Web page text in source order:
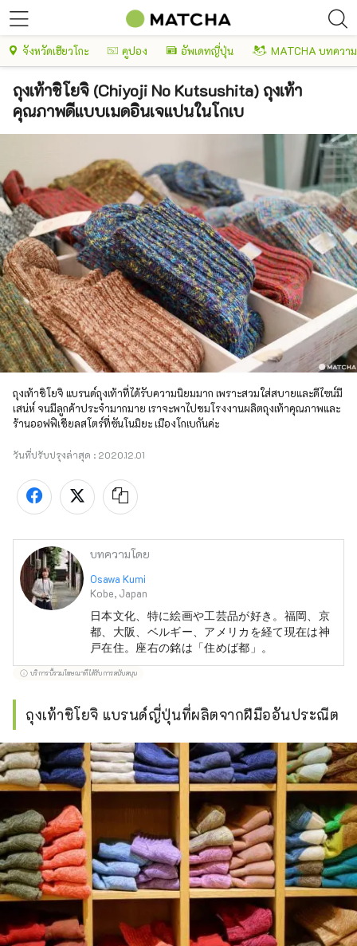
จังหวัดเฮียวโกะ คูปอง อัพเดทญี่ปุ่น MATCHA บทควา
ถุงเท้าชิโยจิ (Chiyoji No Kutsushita) ถุงเท้า
คุณภาพดีแบบเมดอินเจแปนในโกเบ
ถุงเท้าชิโยจิ แบรนด์ถุงเท้าที่ได้รับความนิยมมาก เพราะสวมใส่สบายและดีไซน์มี
เสน่ห์ จนมีลูกค้าประจำมากมาย เราจะพาไปชมโรงงานผลิตถุงเท้าคุณภาพและ
ร้านออฟฟิเชียลสโตร์ที่ซันโนมิยะ เมืองโกเบกันค่ะ
วันที่ปรับปรุงล่าสุด : 2020.12.01
บทความโดย
Osawa Kumi
Kobe, Japan
日本文化、特に絵画や工芸品が好き。福岡、京
都、大阪、ベルギー、アメリカを経て現在は神
戸在住。座右の銘は「住めば都」。
บริการนี้รวมโฆษณาที่ได้รับการสนับสนุน
ถุงเท้าชิโยจิ แบรนด์ญี่ปุ่นที่ผลิตจากฝีมืออันประณีต